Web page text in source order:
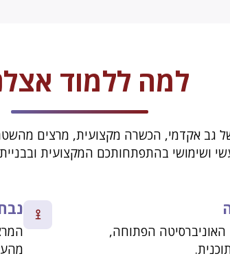
למה ללמוד
גב אקדמי, הכשרה מקצועית, מרצים מהשטח
ושימושי בהתפתחותכם המקצועית
הפתוחה,